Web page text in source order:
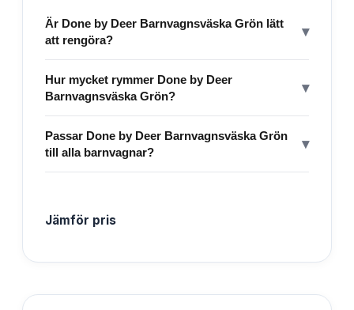
Är Done by Deer Barnvagnsväska Grön lätt
att rengöra?
▾
Hur mycket rymmer Done by Deer
Barnvagnsväska Grön?
▾
Passar Done by Deer Barnvagnsväska Grön
till alla barnvagnar?
▾
Jämför pris